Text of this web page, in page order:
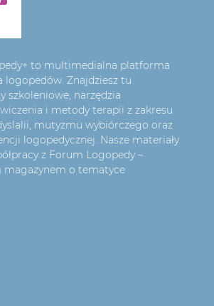
to multimedialna platforma
logopedów. Znajdziesz tu
szkoleniowe, narzędzia
i metody terapii z zakresu
mutyzmu wybiórczego oraz
logopedycznej. Nasze materiały
z Forum Logopedy –
magazynem o tematyce